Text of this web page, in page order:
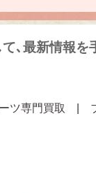
､最新情報を
ツ専門買取